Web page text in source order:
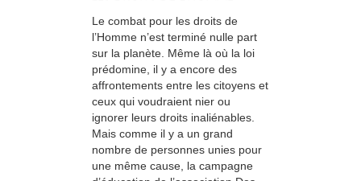
Le combat pour les droits de
l’Homme n’est terminé nulle part
sur la planète. Même là où la loi
prédomine, il y a encore des
affrontements entre les citoyens et
ceux qui voudraient nier ou
ignorer leurs droits inaliénables.
Mais comme il y a un grand
nombre de personnes unies pour
une même cause, la campagne